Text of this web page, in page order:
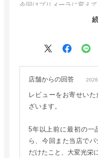
今回はプリメーラに変え
もしっかりしていて、被
店舗からの回答
レビューをお寄せい
ざいます。
5年以上前に最初の一
ら、今回また当店で
だけたこと、大変光栄